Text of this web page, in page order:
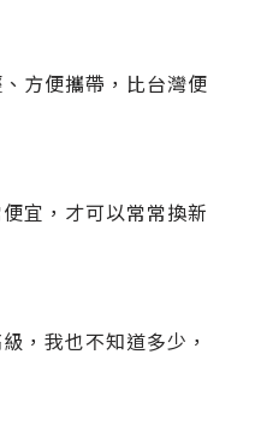
方便攜帶，比台灣便
宜，才可以常常換新
，我也不知道多少，